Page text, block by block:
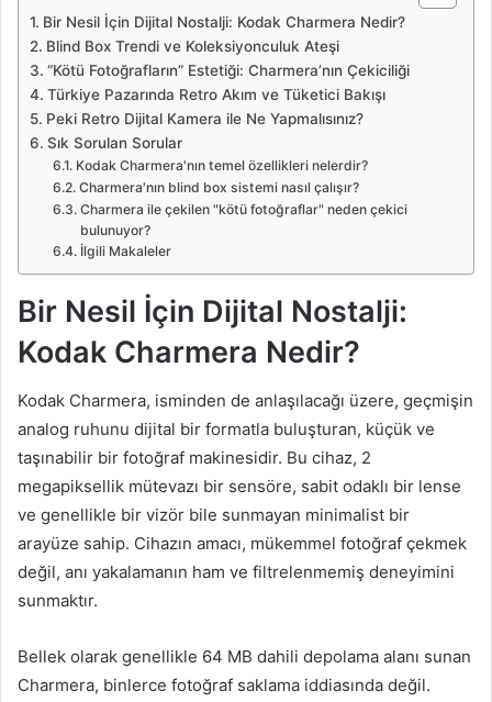
Bir Nesil İçin Dijital Nostalji: Kodak Charmera Nedir?
Blind Box Trendi ve Koleksiyonculuk Ateşi
“Kötü Fotoğrafların” Estetiği: Charmera’nın Çekiciliği
Türkiye Pazarında Retro Akım ve Tüketici Bakışı
Peki Retro Dijital Kamera ile Ne Yapmalısınız?
Sık Sorulan Sorular
Kodak Charmera'nın temel özellikleri nelerdir?
Charmera'nın blind box sistemi nasıl çalışır?
Charmera ile çekilen "kötü fotoğraflar" neden çekici
bulunuyor?
İlgili Makaleler
Bir Nesil İçin Dijital Nostalji:
Kodak Charmera Nedir?
Kodak Charmera, isminden de anlaşılacağı üzere, geçmişin
analog ruhunu dijital bir formatla buluşturan, küçük ve
taşınabilir bir fotoğraf makinesidir. Bu cihaz, 2
megapiksellik mütevazı bir sensöre, sabit odaklı bir lense
ve genellikle bir vizör bile sunmayan minimalist bir
arayüze sahip. Cihazın amacı, mükemmel fotoğraf çekmek
değil, anı yakalamanın ham ve filtrelenmemiş deneyimini
sunmaktır.
Bellek olarak genellikle 64 MB dahili depolama alanı sunan
Charmera, binlerce fotoğraf saklama iddiasında değil.